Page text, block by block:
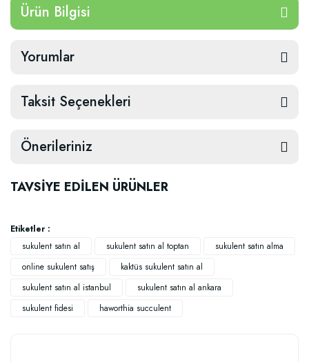
Ürün Bilgisi
Yorumlar
Taksit Seçenekleri
Önerileriniz
TAVSİYE EDİLEN ÜRÜNLER
Etiketler :
sukulent satın al
sukulent satın al toptan
sukulent satın alma
online sukulent satış
kaktüs sukulent satın al
sukulent satın al istanbul
sukulent satın al ankara
sukulent fidesi
haworthia succulent